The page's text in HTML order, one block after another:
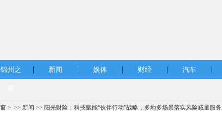
锦州之 | 新闻 | 娱体 | 财经 | 汽车 |
窗 > >> 新闻 >> 阳光财险：科技赋能“伙伴行动”战略，多地多场景落实风险减量服